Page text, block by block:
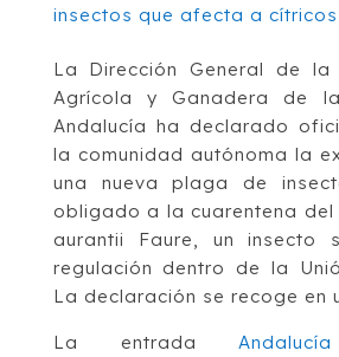
La Dirección General de la
Agrícola y Ganadera de
Andalucía ha declarado
la comunidad autónoma la
una nueva plaga de
obligado a la cuarentena del
aurantii Faure, un insecto
regulación dentro de la
La declaración se recoge en
La entrada